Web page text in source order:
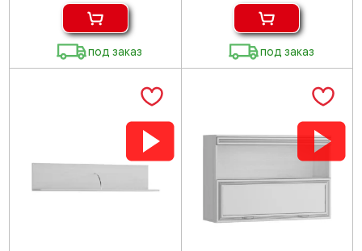
под заказ под заказ